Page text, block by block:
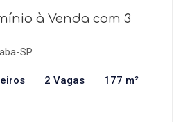
à Venda com 3
SP
2 Vagas 177 m²